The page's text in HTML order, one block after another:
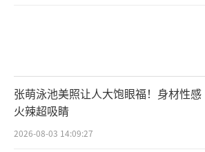
张萌泳池美照让人大饱眼福！身材性感
火辣超吸睛
2026-08-03 14:09:27